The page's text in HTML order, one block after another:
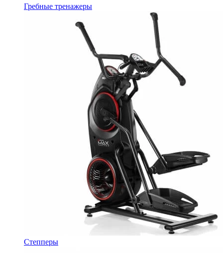
Гребные тренажеры
Степперы